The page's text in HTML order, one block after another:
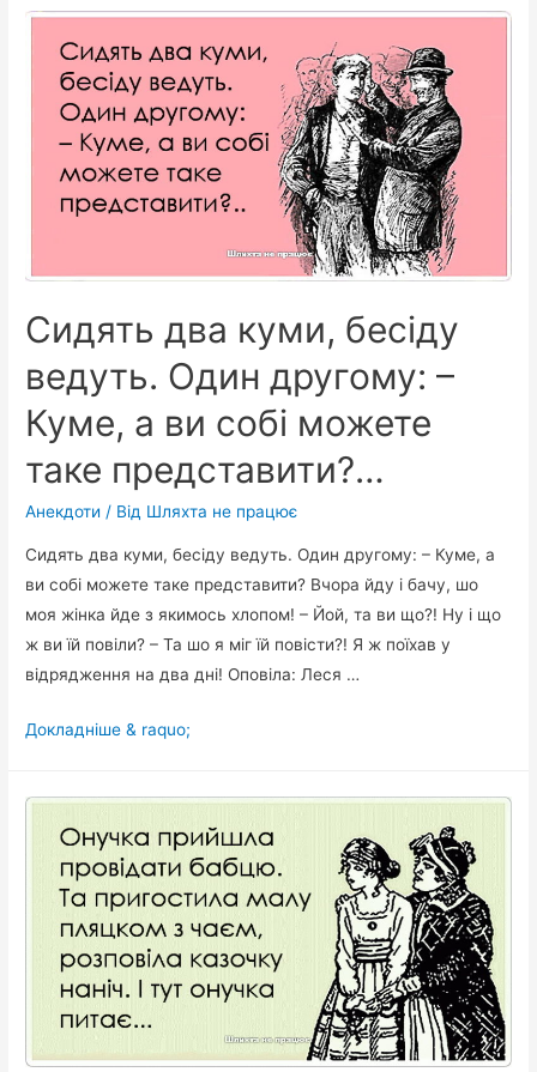
кав’ярні
спостерігає
гарною
яка
за
столиком…
Сидять два куми, бесіду
ведуть. Один другому: –
Куме, а ви собі можете
таке представити?…
Анекдоти / Від Шляхта не працює
Сидять два куми, бесіду ведуть. Один другому: – Куме, а
ви собі можете таке представити? Вчора йду і бачу, шо
моя жінка йде з якимось хлопом! – Йой, та ви що?! Ну і що
ж ви їй повіли? – Та шо я міг їй повісти?! Я ж поїхав у
відрядження на два дні! Оповіла: Леся …
Сидять
ведуть.
Один
другому:
Куме,
собі
Докладніше & raquo;